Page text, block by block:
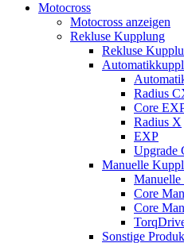
Motocross
Motocross anzeigen
Rekluse Kupplung
Rekluse
Radius
Core
Radius X
EXP
Upgrade
Manuelle
Manuelle
Core
Core
Sonstige